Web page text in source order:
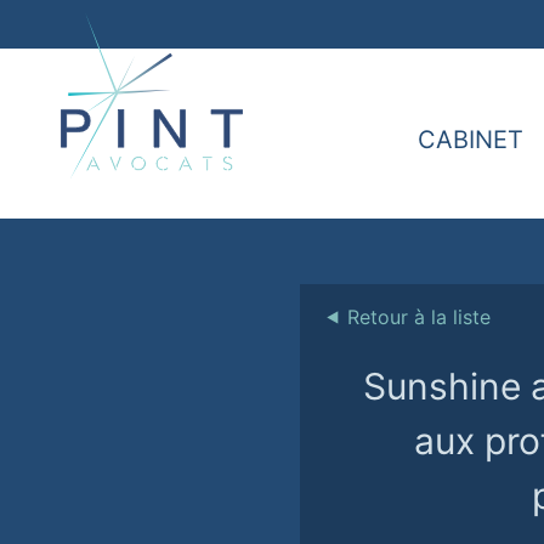
CABINET
⯇ Retour à la liste
Sunshine
aux